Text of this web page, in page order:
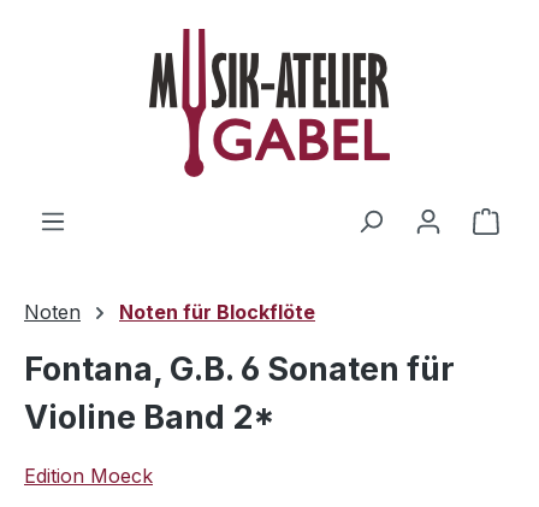
Zum Hauptinhalt springen
Noten Noten für Blockflöte
Fontana, G.B. 6 Sonaten für
Violine Band 2*
Edition Moeck